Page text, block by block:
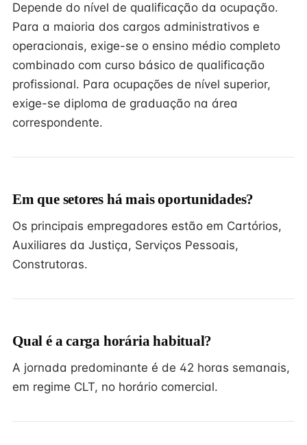
Depende do nível de qualificação da ocupação.
Para a maioria dos cargos administrativos e
operacionais, exige-se o ensino médio completo
combinado com curso básico de qualificação
profissional. Para ocupações de nível superior,
exige-se diploma de graduação na área
correspondente.
Em que setores há mais oportunidades?
Os principais empregadores estão em Cartórios,
Auxiliares da Justiça, Serviços Pessoais,
Construtoras.
Qual é a carga horária habitual?
A jornada predominante é de 42 horas semanais,
em regime CLT, no horário comercial.